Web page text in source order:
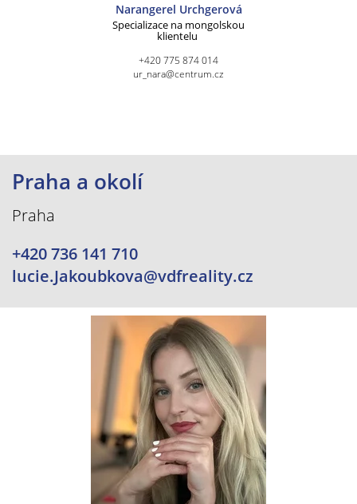
Narangerel Urchgerová
Specializace na mongolskou
klientelu
+420 775 874 014
ur_nara@centrum.cz
Praha a okolí
Praha
+420 736 141 710
lucie.Jakoubkova@vdfreality.cz